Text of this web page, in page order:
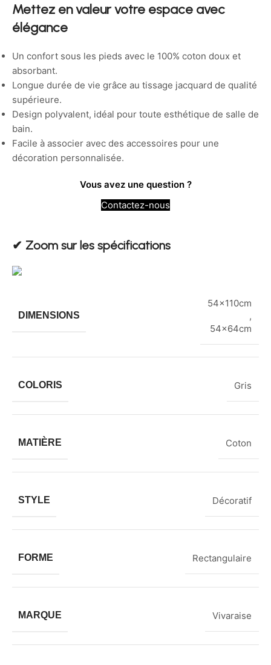
Mettez en valeur votre espace avec
élégance
Un confort sous les pieds avec le 100% coton doux et
absorbant.
Longue durée de vie grâce au tissage jacquard de qualité
supérieure.
Design polyvalent, idéal pour toute esthétique de salle de
bain.
Facile à associer avec des accessoires pour une
décoration personnalisée.
Vous avez une question ?
Contactez-nous
✔︎ Zoom sur les spécifications
DIMENSIONS
54x110cm
,
54x64cm
COLORIS Gris
MATIÈRE Coton
STYLE Décoratif
FORME Rectangulaire
MARQUE Vivaraise